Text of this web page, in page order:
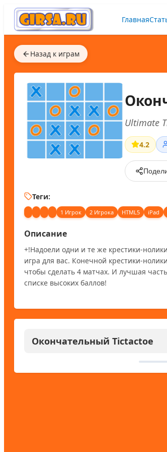
Главная
Назад к играм
Ultimate
4.2
Теги:
1 Игрок 2 Игрока HTML5 iPad
Описание
+!Надоели одни и те же крестики-
игра для вас. Конечной крестики-
чтобы сделать 4 матчах. И лучшая
списке высоких баллов!
Окончательный Tictactoe